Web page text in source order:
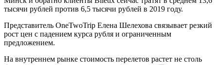
тысячи рублей против 6,5 тысячи рублей в 2019 году.
Представитель OneTwoTrip Елена Шелехова связывает резкий
рост цен с падением курса рубля и ограниченным
предложением.
На внутреннем рынке стоимость перелетов растет не столь